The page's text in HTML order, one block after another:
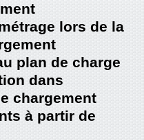
lors de la
plan de charge
dans
chargement
à partir de